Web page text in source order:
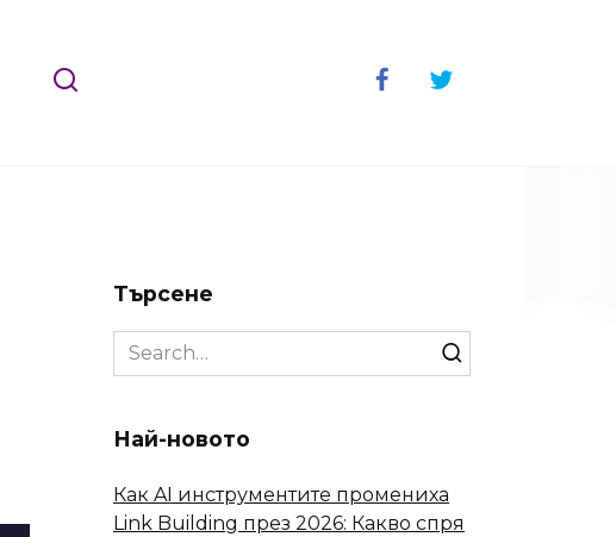
Търсене
Search
for:
Най-новото
Как AI инструментите промениха
Link Building през 2026: Какво спря